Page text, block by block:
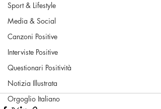
Sport & Lifestyle
Media & Social
Canzoni Positive
Interviste Positive
Questionari Positività
Notizia Illustrata
Orgoglio Italiano